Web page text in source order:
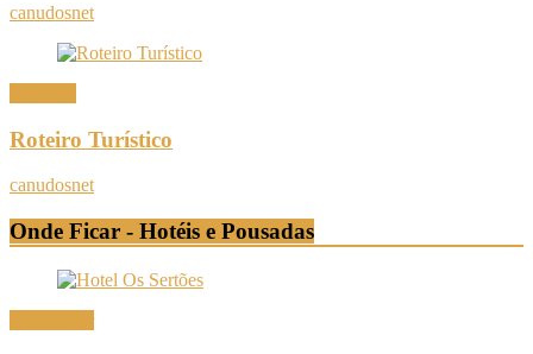
canudosnet
Roteiro Turístico
canudosnet
Onde Ficar - Hotéis e Pousadas